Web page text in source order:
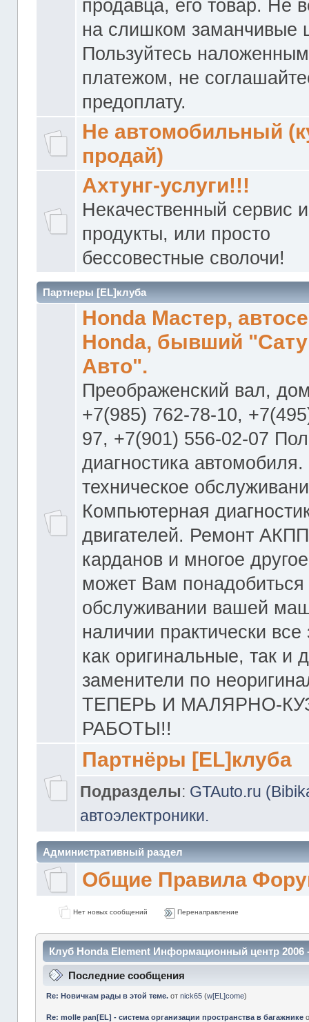
продавца, его товар. Не
на слишком заманчивые
Пользуйтесь наложенным
платежом, не
предоплату.
Не автомобильный
продай)
Ахтунг-услуги!!!
Некачественный сервис и
продукты, или просто
бессовестные сволочи!
Партнеры [EL]клуба
Honda Мастер,
Honda, бывший
Авто".
Преображенский вал,
+7(985) 762-78-10,
97, +7(901) 556-02-07
диагностика
техническое
Компьютерная
двигателей. Ремонт
карданов и многое
может Вам понадобиться
обслуживании вашей
наличии практически все
как оригинальные, так и
заменители по
ТЕПЕРЬ И МАЛЯРНО-
РАБОТЫ!!
Партнёры [EL]клуба
Подразделы: GTAuto.ru
автоэлектроники.
Административный раздел
Общие Правила
Нет новых сообщений Перенаправление
Клуб Honda Element Информационный центр
Последние сообщения
Re: Новичкам рады в этой теме. отnick65 (w[EL]come)
Re: molle pan[EL] - система организации пространства в багажнике